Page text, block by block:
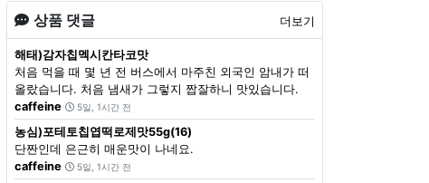
상품 댓글 더보기
해태)감자칩멕시칸타코맛
처음 먹을 때 몇 년 전 버스에서 마주친 외국인 암내가 떠
올랐습니다. 처음 냄새가 그렇지 짭잘하니 맛있습니다.
caffeine
5일, 1시간 전
농심)포테토칩엽떡로제맛55g(16)
단짠인데 은근히 매운맛이 나네요.
caffeine
5일, 1시간 전